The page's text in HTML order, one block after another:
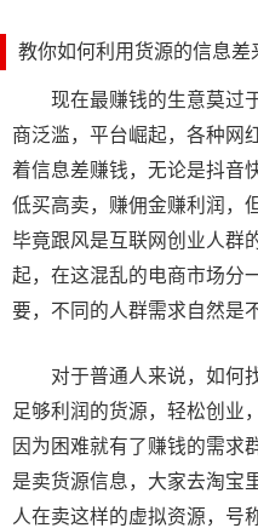
教你如何利用货源的信息差
现在最赚钱的生意莫过于
商泛滥，平台崛起，各种网
着信息差赚钱，无论是抖音
低买高卖，赚佣金赚利润，
毕竟跟风是互联网创业人群
起，在这混乱的电商市场分
要，不同的人群需求自然是
对于普通人来说，如何找
足够利润的货源，轻松创业
因为困难就有了赚钱的需求
是卖货源信息，大家去淘宝
人在卖这样的虚拟资源，号